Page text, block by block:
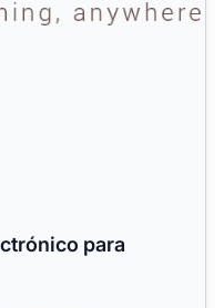
para